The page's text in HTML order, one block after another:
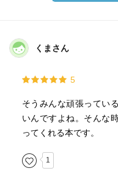
くまさん
5
そうみんな頑張ってい
いんですよね。そんな
ってくれる本です。
1